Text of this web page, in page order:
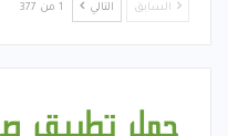
السابق التالي 1 من 377